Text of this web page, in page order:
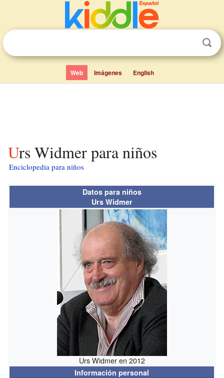
Web Imágenes English
Urs Widmer para niños
Enciclopedia para niños
Datos para niños
Urs Widmer
Urs Widmer en 2012
Información personal